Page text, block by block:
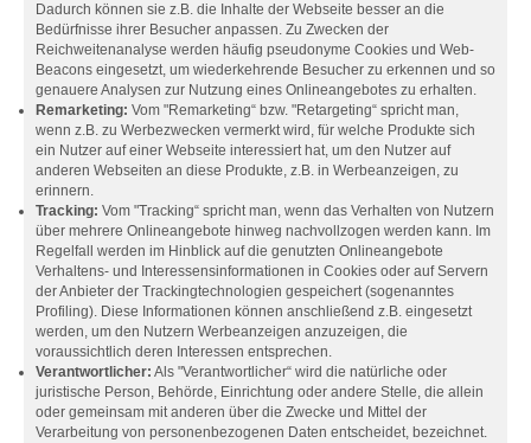
Dadurch können sie z.B. die Inhalte der Webseite besser an die
Bedürfnisse ihrer Besucher anpassen. Zu Zwecken der
Reichweitenanalyse werden häufig pseudonyme Cookies und Web-
Beacons eingesetzt, um wiederkehrende Besucher zu erkennen und so
genauere Analysen zur Nutzung eines Onlineangebotes zu erhalten.
Remarketing: Vom "Remarketing“ bzw. "Retargeting“ spricht man,
wenn z.B. zu Werbezwecken vermerkt wird, für welche Produkte sich
ein Nutzer auf einer Webseite interessiert hat, um den Nutzer auf
anderen Webseiten an diese Produkte, z.B. in Werbeanzeigen, zu
erinnern.
Tracking: Vom "Tracking“ spricht man, wenn das Verhalten von Nutzern
über mehrere Onlineangebote hinweg nachvollzogen werden kann. Im
Regelfall werden im Hinblick auf die genutzten Onlineangebote
Verhaltens- und Interessensinformationen in Cookies oder auf Servern
der Anbieter der Trackingtechnologien gespeichert (sogenanntes
Profiling). Diese Informationen können anschließend z.B. eingesetzt
werden, um den Nutzern Werbeanzeigen anzuzeigen, die
voraussichtlich deren Interessen entsprechen.
Verantwortlicher: Als "Verantwortlicher“ wird die natürliche oder
juristische Person, Behörde, Einrichtung oder andere Stelle, die allein
oder gemeinsam mit anderen über die Zwecke und Mittel der
Verarbeitung von personenbezogenen Daten entscheidet, bezeichnet.